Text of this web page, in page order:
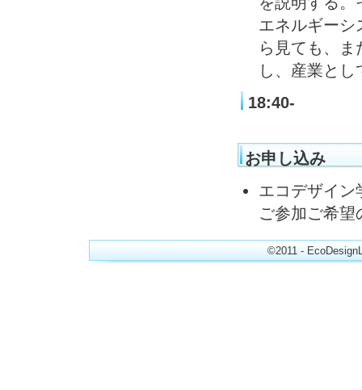
エネルギーシ
ら見ても、
し、産業と
18:40-
お申し込み
エコデザイ
ご参加ご希望
©2011 -